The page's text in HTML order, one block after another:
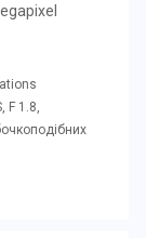
F 1.8,